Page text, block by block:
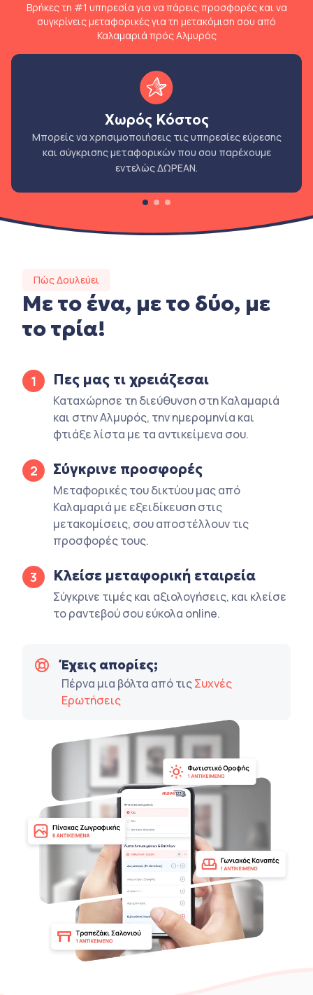
Βρήκες τη #1 υπηρεσία για να πάρεις προσφορές και να
συγκρίνεις μεταφορικές για τη μετακόμιση σου από
Καλαμαριά πρός Αλμυρός
Χωρός Κόστος
Μπορείς να χρησιμοποιήσεις τις υπηρεσίες εύρεσης
και σύγκρισης μεταφορικών που σου παρέχουμε
εντελώς ΔΩΡΕΑΝ.
Πώς Δουλεύει
Με το ένα, με το δύο, με
το τρία!
1 Πες μας τι χρειάζεσαι
Καταχώρησε τη διεύθυνση στη Καλαμαριά
και στην Αλμυρός, την ημερομηνία και
φτιάξε λίστα με τα αντικείμενα σου.
2 Σύγκρινε προσφορές
Μεταφορικές του δικτύου μας από
Καλαμαριά με εξειδίκευση στις
μετακομίσεις, σου αποστέλλουν τις
προσφορές τους.
3 Κλείσε μεταφορική εταιρεία
Σύγκρινε τιμές και αξιολογήσεις, και κλείσε
το ραντεβού σου εύκολα online.
Έχεις απορίες;
Πέρνα μια βόλτα από τιςΣυχνές
Ερωτήσεις